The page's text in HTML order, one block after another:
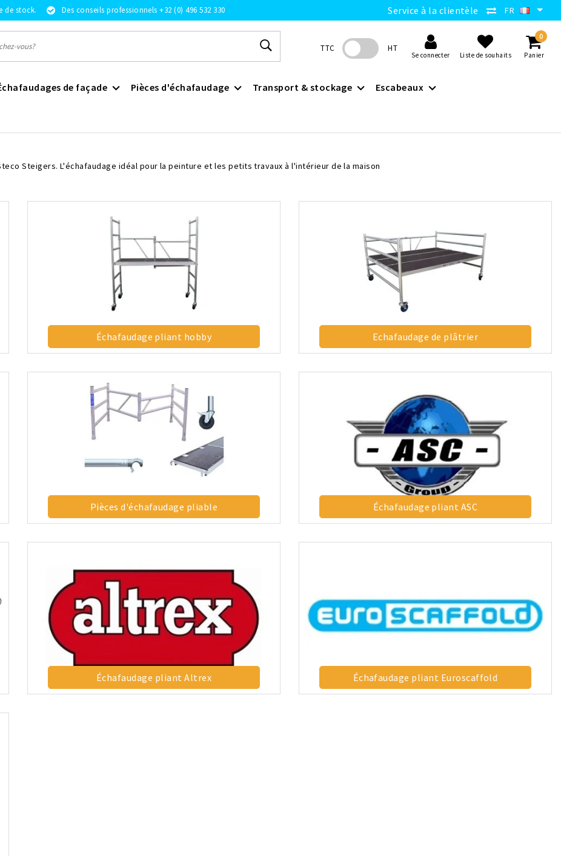
de stock. Des conseils professionnels +32 (0) 496 532 330 Service à la clientèle FR
TTC HT
Se connecter Liste de souhaits
0
Panier
de façade Pièces d'échafaudage Transport & stockage Escabeaux
Steigers. L'échafaudage idéal pour la peinture et les petits travaux à l'intérieur de la maison
Échafaudage pliant hobby Echafaudage de plâtrier
Pièces d'échafaudage pliable Échafaudage pliant ASC
Échafaudage pliant Altrex Échafaudage pliant Euroscaffold